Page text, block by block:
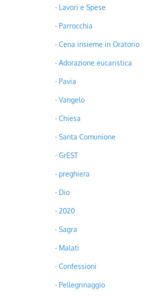
Lavori e Spese
Parrocchia
Cena insieme in Oratorio
Adorazione eucaristica
Pavia
Vangelo
Chiesa
Santa Comunione
GrEST
preghiera
Dio
2020
Sagra
Malati
Confessioni
Pellegrinaggio